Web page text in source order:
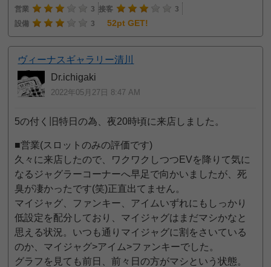
営業 3 接客
3
設備
3 52pt GET!
ヴィーナスギャラリー清川
Dr.ichigaki
2022年05月27日 8:47 AM
5の付く旧特日の為、夜20時頃に来店しました。
■営業(スロットのみの評価です)
久々に来店したので、ワクワクしつつEVを降りて気に
なるジャグラーコーナーへ早足で向かいましたが、死
臭が凄かったです(笑)正直出てません。
マイジャグ、ファンキー、アイムいずれにもしっかり
低設定を配分しており、マイジャグはまだマシかなと
思える状況。いつも通りマイジャグに割をさいている
のか、マイジャグ>アイム>ファンキーでした。
グラフを見ても前日、前々日の方がマシという状態。